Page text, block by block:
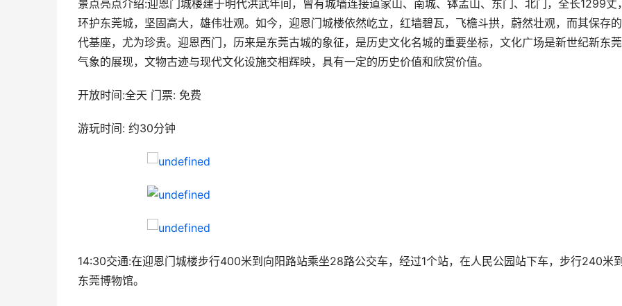
景点亮点介绍:迎恩门城楼建于明代洪武年间，曾有城墙连接道家山、南城、钵孟山、东门、北门，全长1299丈
环护东莞城，坚固高大，雄伟壮观。如今，迎恩门城楼依然屹立，红墙碧瓦，飞檐斗拱，蔚然壮观，而其保存
代基座，尤为珍贵。迎恩西门，历来是东莞古城的象征，是历史文化名城的重要坐标，文化广场是新世纪新东
气象的展现，文物古迹与现代文化设施交相辉映，具有一定的历史价值和欣赏价值。
开放时间:全天 门票: 免费
游玩时间: 约30分钟
14:30交通:在迎恩门城楼步行400米到向阳路站乘坐28路公交车，经过1个站，在人民公园站下车，步行240米
东莞博物馆。